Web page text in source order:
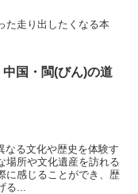
た走り出したくなる本
国・閩(びん)の道
なる文化や歴史を体験す
場所や文化遺産を訪れる
に感じることができ、歴
...